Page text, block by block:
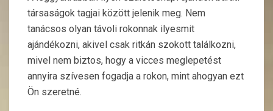
társaságok tagjai között jelenik meg. Nem
tanácsos olyan távoli rokonnak ilyesmit
ajándékozni, akivel csak ritkán szokott találkozni,
mivel nem biztos, hogy a vicces meglepetést
annyira szívesen fogadja a rokon, mint ahogyan ezt
Ön szeretné.